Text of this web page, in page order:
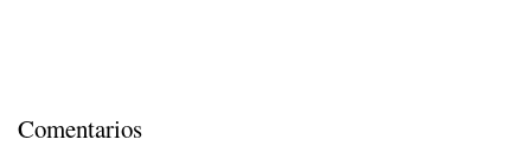
Comentarios